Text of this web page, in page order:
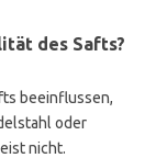
des Safts?
beeinflussen,
oder
nicht.